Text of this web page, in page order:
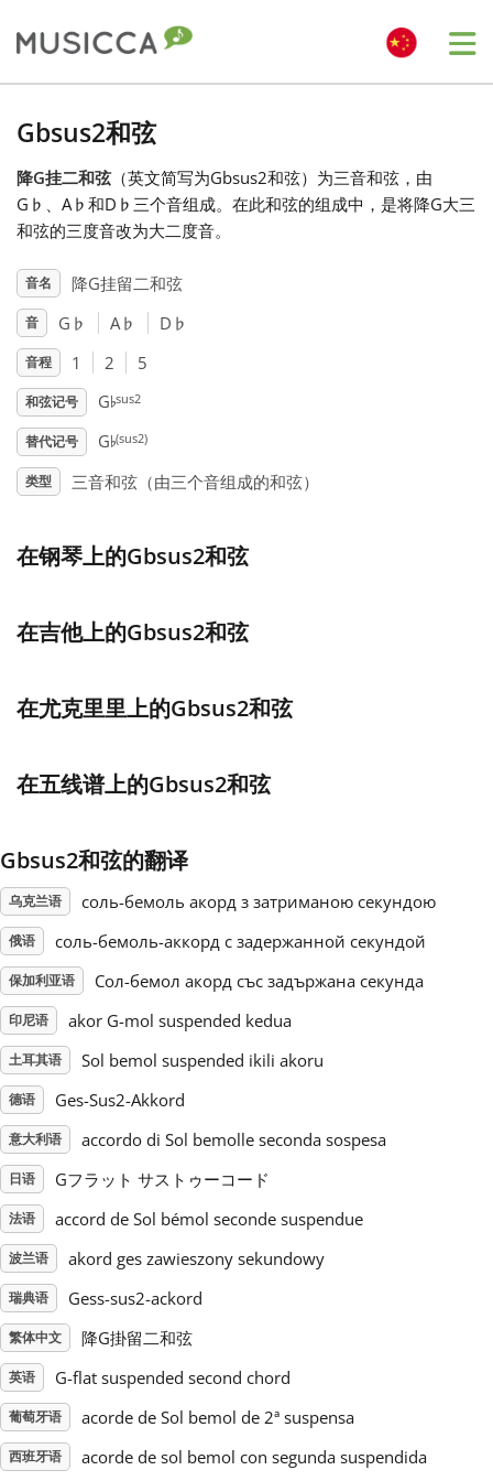
Български
Deutsch
English
Русский
Svenska
Tiếng Việt
简体中文
繁體中文
Gbsus2和弦
降G挂二和弦 （英文简写为Gbsus2和弦）为三音和弦，由
G ♭ 、A♭ 和D ♭ 三个音组成。在此和弦的组成中，是将降G大三
和弦的三度音改为大二度音。
音名 降G挂留二和弦
音 G ♭ A♭ D ♭
音程 1 2 5
和弦记号 G♭sus2
替代记号 G♭(sus2)
类型 三音和弦（由三个音组成的和弦）
在钢琴上的Gbsus2和弦
在吉他上的Gbsus2和弦
在尤克里里上的Gbsus2和弦
在五线谱上的Gbsus2和弦
Gbsus2和弦的翻译
乌克兰语 соль-бемоль акорд з затриманою секундою
俄语 соль-бемоль-аккорд с задержанной секундой
保加利亚语 Сол-бемол акорд със задържана секунда
印尼语 akor G-mol suspended kedua
土耳其语 Sol bemol suspended ikili akoru
德语 Ges-Sus2-Akkord
意大利语 accordo di Sol bemolle seconda sospesa
日语 Gフラット サストゥーコード
法语 accord de Sol bémol seconde suspendue
波兰语 akord ges zawieszony sekundowy
瑞典语 Gess-sus2-ackord
繁体中文 降G掛留二和弦
英语 G-flat suspended second chord
葡萄牙语 acorde de Sol bemol de 2ª suspensa
西班牙语 acorde de sol bemol con segunda suspendida